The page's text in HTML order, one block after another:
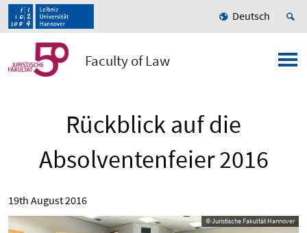
Deutsch
Faculty of Law
Rückblick auf die
Absolventenfeier 2016
19th August 2016
© Juristische Fakultät Hannover